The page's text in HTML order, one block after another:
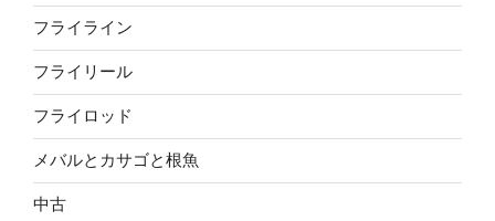
フライライン
フライリール
フライロッド
メバルとカサゴと根魚
中古